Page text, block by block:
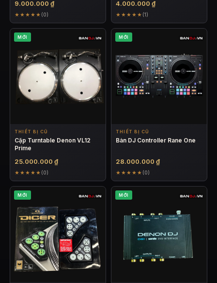
9.000.000 ₫
★★★★★ (0)
4.000.000 ₫
★★★★★ (1)
MỚI
THIẾT BỊ CŨ
Cặp Turntable Denon VL12
Prime
25.000.000 ₫
★★★★★ (0)
MỚI
THIẾT BỊ CŨ
Bàn DJ Controller Rane One
28.000.000 ₫
★★★★★ (0)
MỚI MỚI